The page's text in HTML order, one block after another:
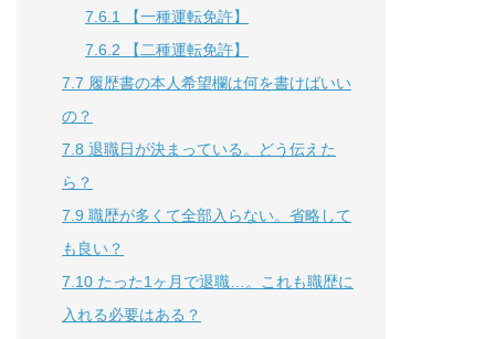
7.6.1
【一種運転免許】
7.6.2 【二種運転免許】
7.7 履歴書の本人希望欄は何を書けばいい
の？
7.8 退職日が決まっている。どう伝えた
ら？
7.9 職歴が多くて全部入らない。省略して
も良い？
7.10 たった1ヶ月で退職…。これも職歴に
入れる必要はある？